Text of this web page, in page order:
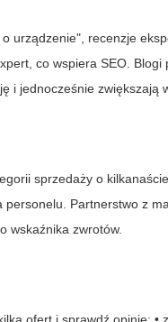
urządzenie", recenzje
, co wspiera SEO.
jednocześnie zwiększają
sprzedaży o
personelu. Partnerstwo z
wskaźnika zwrotów.